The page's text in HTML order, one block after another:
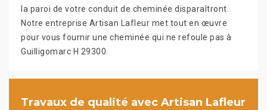
la paroi de votre conduit de cheminée disparaîtront.
Notre entreprise Artisan Lafleur met tout en œuvre
pour vous fournir une cheminée qui ne refoule pas à
Guilligomarc H 29300.
Travaux de qualité avec Artisan Lafleur